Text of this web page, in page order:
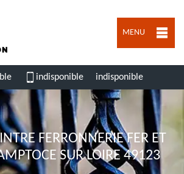
MENU
indisponible indisponible
FERRONNERIE FER ET
SUR LOIRE 49123